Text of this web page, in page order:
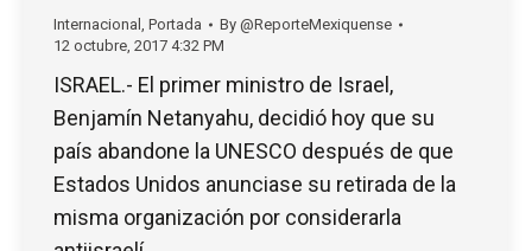
Internacional Portada By @ReporteMexiquense
12 octubre, 2017 4:32 PM
ISRAEL.- El primer ministro de Israel,
Benjamín Netanyahu, decidió hoy que su
país abandone la UNESCO después de que
Estados Unidos anunciase su retirada de la
misma organización por considerarla